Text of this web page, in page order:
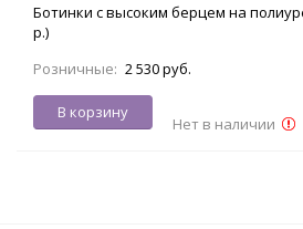
Ботинки с высоким берцем на
р.)
Розничные: 2 530 руб.
В корзину
Нет в наличии